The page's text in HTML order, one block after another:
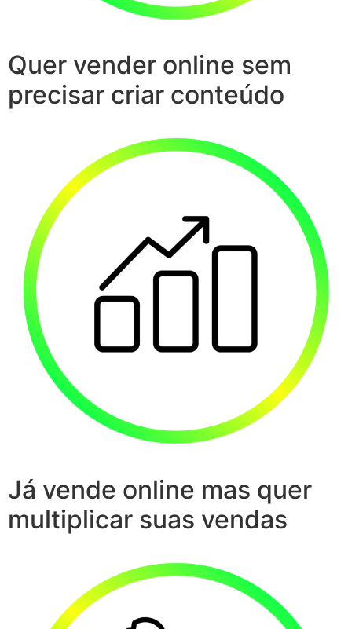
Quer vender online sem
precisar criar conteúdo
Já vende online mas quer
multiplicar suas vendas